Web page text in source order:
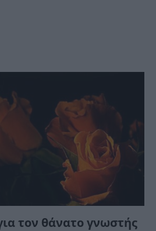
τον θάνατο γνωστής